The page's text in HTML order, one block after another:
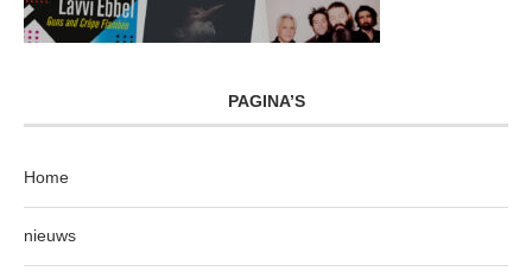
PAGINA’S
Home
nieuws